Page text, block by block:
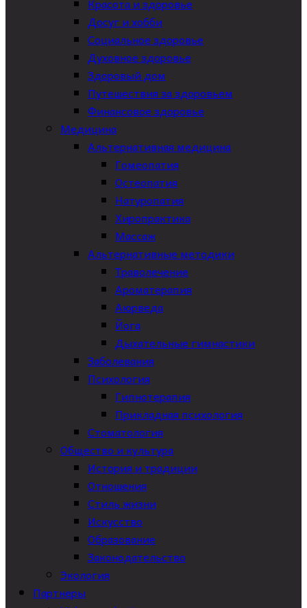
Досуг и хобби
Социальное здоровье
Духовное здоровье
Здоровый дом
Путешествия за здоровьем
Финансовое здоровье
Медицина
Альтернативная медицина
Гомеопатия
Остеопатия
Натуропатия
Хиропрактика
Массаж
Альтернативные методики
Траволечение
Ароматерапия
Аюрведа
Йога
Дыхательные гимнастики
Заболевания
Психология
Гипнотерапия
Прикладная психология
Стоматология
Общество и культура
История и традиции
Отношения
Стиль жизни
Искусство
Образование
Законодательство
Экология
Партнеры